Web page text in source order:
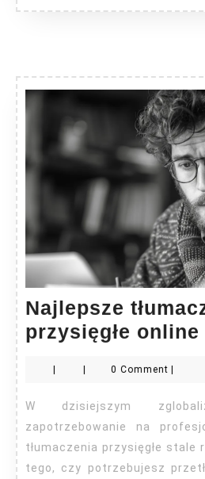
Najlepsze
przysięgłe online
0 Comment
W dzisiejszym zglobalizowanym świecie
zapotrzebowanie na
tłumaczenia przysięgłe stale
tego, czy potrzebujesz